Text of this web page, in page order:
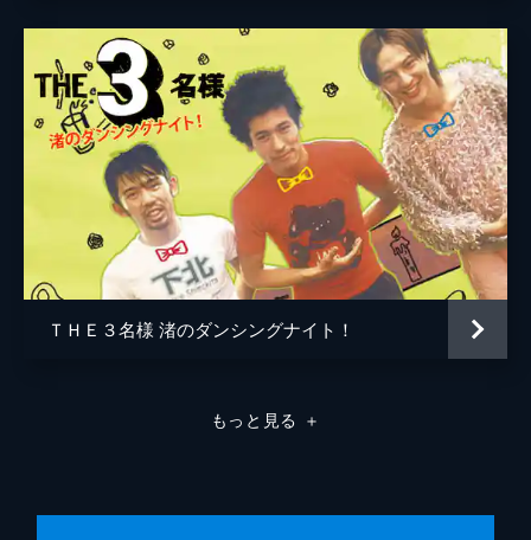
ＴＨＥ３名様 渚のダンシングナイト！
もっと見る ＋